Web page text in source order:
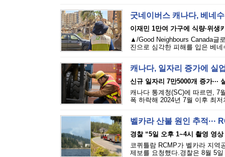
굿네이버스 캐나다, 베네
이재민 1만여 가구에 식량·위생
▲/Good Neighbours Canada글
진으로 심각한 피해를 입은 베
캐나다, 일자리 증가에 실
신규 일자리 7만5000개 증가···
캐나다 통계청(SC)에 따르면, 7
폭 하락해 2024년 7월 이후 최
벨카라 산불 원인 추적···
경찰 “5일 오후 1~4시 촬영 영상
코퀴틀람 RCMP가 벨카라 지역
제보를 요청했다.경찰은 8월 5